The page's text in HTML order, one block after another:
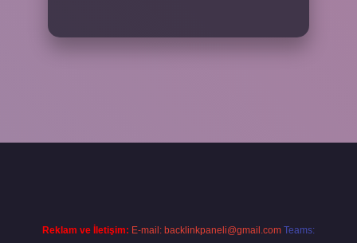
Reklam ve İletişim: E-mail: backlinkpaneli@gmail.com Teams: